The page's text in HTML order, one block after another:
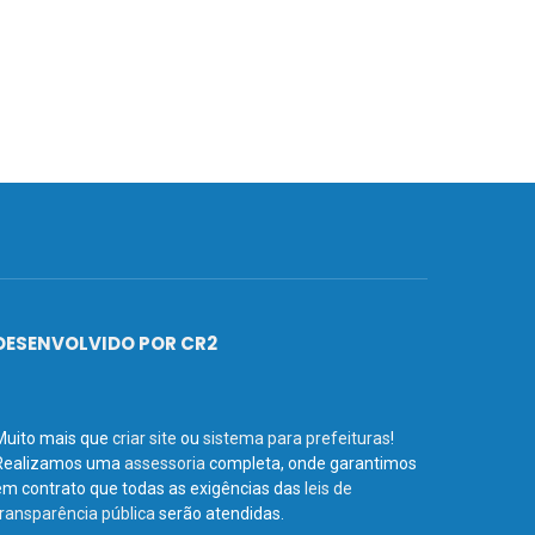
POR CR2
mais que criar site ou sistema para prefeituras!
uma assessoria completa, onde garantimos
contrato que todas as exigências das leis de
pública serão atendidas.